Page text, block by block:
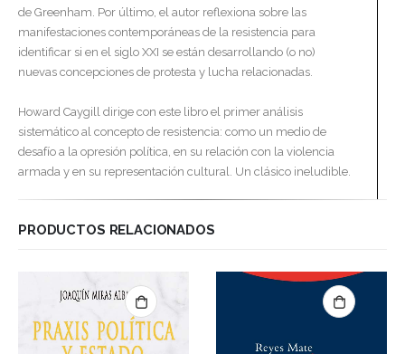
de Greenham. Por último, el autor reflexiona sobre las
manifestaciones contemporáneas de la resistencia para
identificar si en el siglo XXI se están desarrollando (o no)
nuevas concepciones de protesta y lucha relacionadas.
Howard Caygill dirige con este libro el primer análisis
sistemático al concepto de resistencia: como un medio de
desafío a la opresión política, en su relación con la violencia
armada y en su representación cultural. Un clásico ineludible.
PRODUCTOS RELACIONADOS